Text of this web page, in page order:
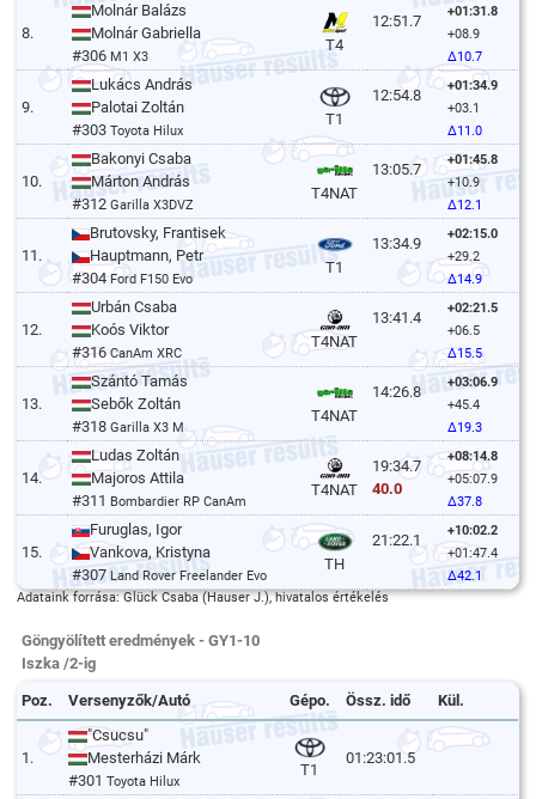
8.
Molnár Balázs
Molnár Gabriella
#306 M1 X3
T4
12:51.7
+01:31.8
+08.9
Δ10.7
9.
Lukács András
Palotai Zoltán
#303Toyota Hilux
T1
12:54.8
+01:34.9
+03.1
Δ11.0
10.
Bakonyi Csaba
Márton András
#312Garilla X3DVZ
T4NAT
13:05.7
+01:45.8
+10.9
Δ12.1
11.
Brutovsky, Frantisek
Hauptmann, Petr
#304Ford F150 Evo
T1
13:34.9
+02:15.0
+29.2
Δ14.9
12.
Urbán Csaba
Koós Viktor
#316CanAm XRC
T4NAT
13:41.4
+02:21.5
+06.5
Δ15.5
13.
Szántó Tamás
Sebők Zoltán
#318Garilla X3 M
T4NAT
14:26.8
+03:06.9
+45.4
Δ19.3
14.
Ludas Zoltán
Majoros Attila
#311 Bombardier RP CanAm
T4NAT
19:34.7
40.0
+08:14.8
+05:07.9
Δ37.8
15.
Furuglas, Igor
Vankova, Kristyna
#307 Land Rover Freelander Evo
TH
21:22.1
+10:02.2
+01:47.4
Δ42.1
Adataink forrása: Glück Csaba (Hauser J.), hivatalos értékelés
Göngyölített eredmények - GY1-10
Iszka /2-ig
Poz. Versenyzők/Autó Gépo. Össz. idő Kül.
1.
"Csucsu"
Mesterházi Márk
#301Toyota Hilux
T1
01:23:01.5